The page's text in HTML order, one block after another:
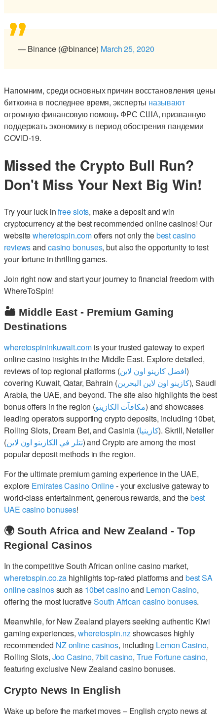
— Binance (@binance) March 25, 2020
Напомним, среди основных причин восстановления цены
биткоина в последнее время, эксперты называют
огромную финансовую помощь ФРС США, призванную
поддержать экономику в период обострения пандемии
COVID-19.
Missed the Crypto Bull Run?
Don't Miss Your Next Big Win!
Try your luck infree slots, make a deposit and win
cryptocurrency at the best recommended online casinos! Our
websitewheretospin.comoffers not only thebest casino
reviewsand casino bonuses, but also the opportunity to test
your fortune in thrilling games.
Join right now and start your journey to financial freedom with
WhereToSpin!
🏜️ Middle East - Premium Gaming
Destinations
wheretospininkuwait.comis your trusted gateway to expert
online casino insights in the Middle East. Explore detailed,
reviews of top regional platforms (افضل كازينو اون لاين)
covering Kuwait, Qatar, Bahrain (كازينو اون لاين البحرين), Saudi
Arabia, the UAE, and beyond. The site also highlights the best
bonus offers in the region (مكافآت الكازينو) and showcases
leading operators supporting crypto deposits, including 10bet,
Rolling Slots, Dream Bet, and Casinia (كازينيا). Skrill, Neteller
(نتلر في الكازينو اون لاين) and Crypto are among the most
popular deposit methods in the region.
For the ultimate premium gaming experience in the UAE,
explore Emirates Casino Online- your exclusive gateway to
world-class entertainment, generous rewards, and thebest
UAE casino bonuses!
🌍 South Africa and New Zealand - Top
Regional Casinos
In the competitive South African online casino market,
wheretospin.co.za highlights top-rated platforms and best SA
online casinossuch as 10bet casinoand Lemon Casino,
offering the most lucrativeSouth African casino bonuses.
Meanwhile, for New Zealand players seeking authentic Kiwi
gaming experiences, wheretospin.nz showcases highly
recommended NZ online casinos, including Lemon Casino,
Rolling Slots, Joo Casino,7bit casino,True Fortune casino,
featuring exclusive New Zealand casino bonuses.
Crypto News In English
Wake up before the market moves – English crypto news at